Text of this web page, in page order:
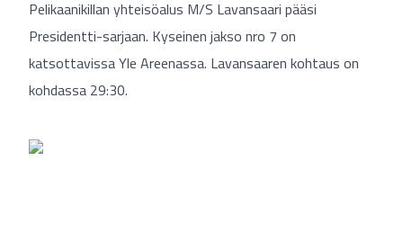
Pelikaanikillan yhteisöalus M/S Lavansaari pääsi
Presidentti-sarjaan. Kyseinen jakso nro 7 on
katsottavissa Yle Areenassa. Lavansaaren kohtaus on
kohdassa 29:30.